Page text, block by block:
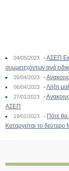
04/05/2023 -ΑΣΕΠ
συμμετεχόντων ανά
26/04/2023 -
06/04/2023 -Λήξη
27/01/2023 -
ΑΣΕΠ
19/01/2023 - Πότε θα
Καταργείται το